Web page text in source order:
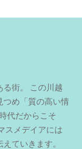
る街。 この川越
つめ「質の高い情
代だからこそ
スメデイアには
ていきます。